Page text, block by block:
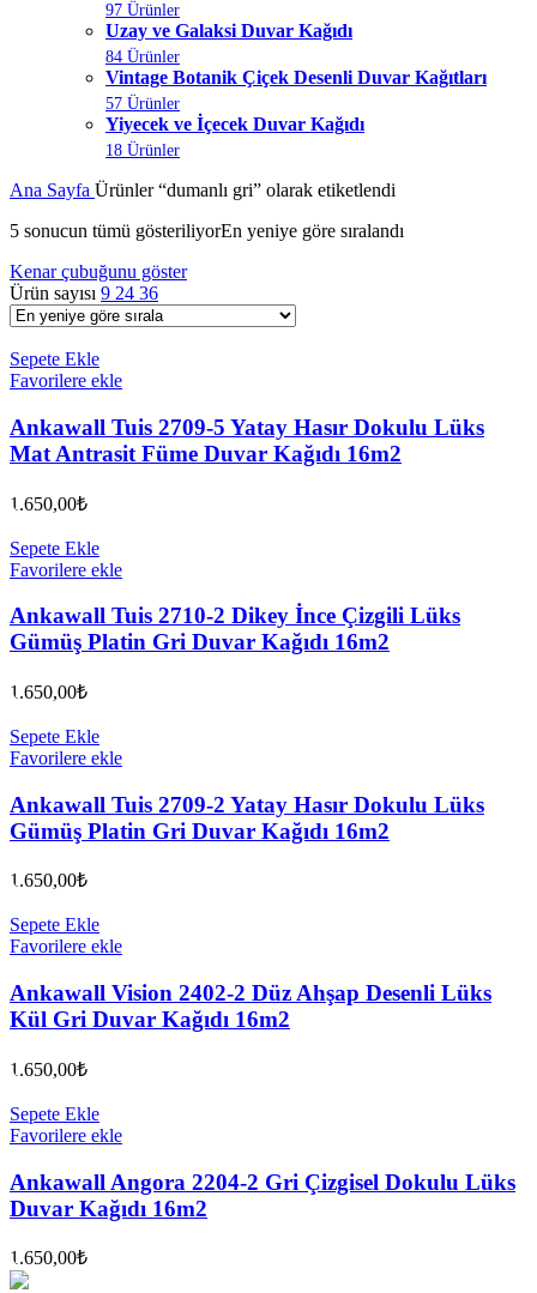
97 Ürünler
Uzay ve Galaksi Duvar Kağıdı
84 Ürünler
Vintage Botanik Çiçek Desenli Duvar Kağıtları
57 Ürünler
Yiyecek ve İçecek Duvar Kağıdı
18 Ürünler
Ana Sayfa Ürünler “dumanlı gri” olarak etiketlendi
5 sonucun tümü gösteriliyorEn yeniye göre sıralandı
Kenar çubuğunu göster
Ürün sayısı 9 24 36
Sepete Ekle
Favorilere ekle
Ankawall Tuis 2709-5 Yatay Hasır Dokulu Lüks
Mat Antrasit Füme Duvar Kağıdı 16m2
1.650,00₺
Sepete Ekle
Favorilere ekle
Ankawall Tuis 2710-2 Dikey İnce Çizgili Lüks
Gümüş Platin Gri Duvar Kağıdı 16m2
1.650,00₺
Sepete Ekle
Favorilere ekle
Ankawall Tuis 2709-2 Yatay Hasır Dokulu Lüks
Gümüş Platin Gri Duvar Kağıdı 16m2
1.650,00₺
Sepete Ekle
Favorilere ekle
Ankawall Vision 2402-2 Düz Ahşap Desenli Lüks
Kül Gri Duvar Kağıdı 16m2
1.650,00₺
Sepete Ekle
Favorilere ekle
Ankawall Angora 2204-2 Gri Çizgisel Dokulu Lüks
Duvar Kağıdı 16m2
1.650,00₺